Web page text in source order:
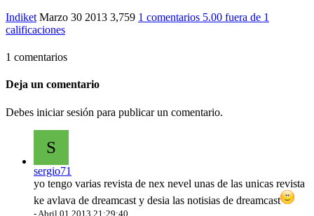
Indiket Marzo 30 2013 3,759 1 comentarios 5.00 fuera de 1
calificaciones
1 comentarios
Deja un comentario
Debes iniciar sesión para publicar un comentario.
S
sergio71
yo tengo varias revista de nex nevel unas de las unicas revista
ke avlava de dreamcast y desia las notisias de dreamcast
- Abril 01 2013 21:29:40